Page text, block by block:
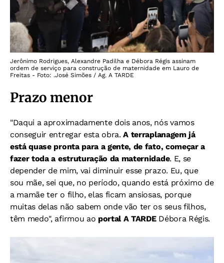
Jerônimo Rodrigues, Alexandre Padilha e Débora Régis assinam
ordem de serviço para construção de maternidade em Lauro de
Freitas - Foto: .José Simões / Ag. A TARDE
Prazo menor
"Daqui a aproximadamente dois anos, nós vamos
conseguir entregar esta obra.A terraplanagem já
está quase pronta para a gente, de fato, começar a
fazer toda a estruturação da maternidade. E, se
depender de mim, vai diminuir esse prazo. Eu, que
sou mãe, sei que, no período, quando está próximo de
a mamãe ter o filho, elas ficam ansiosas, porque
muitas delas não sabem onde vão ter os seus filhos,
têm medo", afirmou ao portal A TARDEDébora Régis.